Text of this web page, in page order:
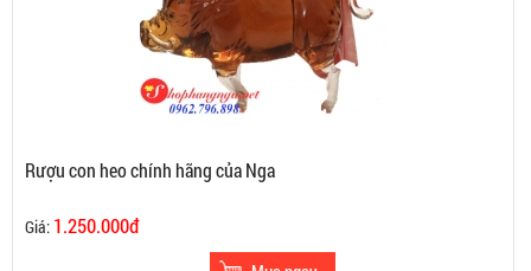
Rượu con heo chính hãng của Nga
Giá: 1.250.000đ